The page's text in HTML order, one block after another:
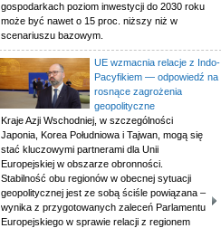
gospodarkach poziom inwestycji do 2030 roku
może być nawet o 15 proc. niższy niż w
scenariuszu bazowym.
UE wzmacnia relacje z Indo-
Pacyfikiem — odpowiedź na
rosnące zagrożenia
geopolityczne
Kraje Azji Wschodniej, w szczególności
Japonia, Korea Południowa i Tajwan, mogą się
stać kluczowymi partnerami dla Unii
Europejskiej w obszarze obronności.
Stabilność obu regionów w obecnej sytuacji
geopolitycznej jest ze sobą ściśle powiązana –
wynika z przygotowanych zaleceń Parlamentu
Europejskiego w sprawie relacji z regionem